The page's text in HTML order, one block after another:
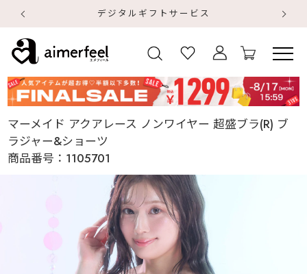
デジタルギフトサービス
マーメイド アクアレース ノンワイヤー 超盛ブラ(R) ブ
ラジャー&ショーツ
商品番号： 1105701